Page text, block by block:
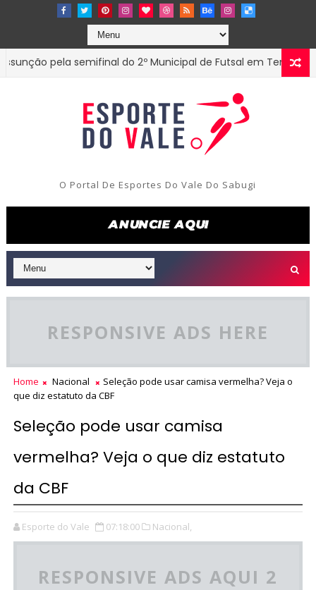
pela semifinal do 2º Municipal de Futsal em Tenório-PB
O Portal De Esportes Do Vale Do Sabugi
RESPONSIVE ADS HERE
Home Nacional
Seleção pode usar camisa vermelha? Veja o
que diz estatuto da CBF
Seleção pode usar camisa
vermelha? Veja o que diz estatuto
da CBF
Esporte do Vale 07:18:00 Nacional,
RESPONSIVE ADS AQUI 2